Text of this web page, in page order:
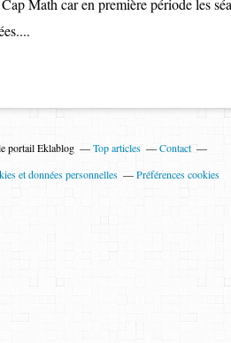
Math car en première période les
portail Eklablog Top articles
Contact
et données personnelles Préférences cookies